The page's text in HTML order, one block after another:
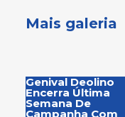
Mais galeria
Genival Deolino
Encerra Última
Semana De
Campanha Com